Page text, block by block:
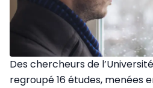
Des chercheurs de
regroupé 16 études, menées